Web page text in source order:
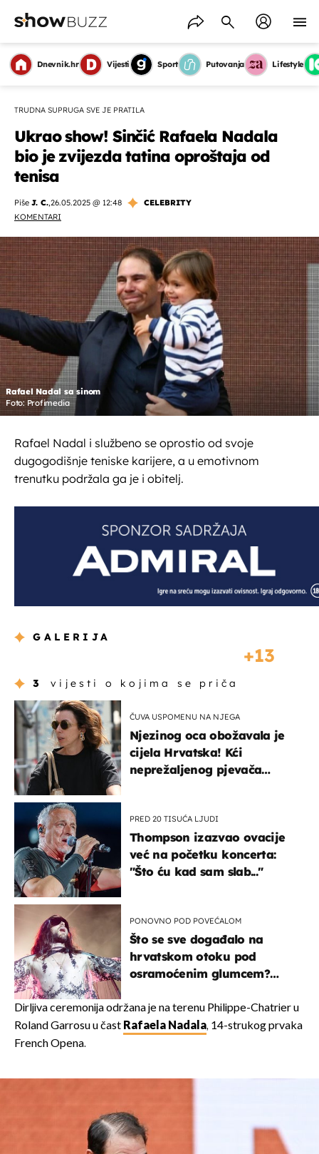
Dnevnik.hr Vijesti Sport Putovanja Lifestyle
TRUDNA SUPRUGA SVE JE PRATILA
Ukrao show! Sinčić Rafaela Nadala
bio je zvijezda tatina oproštaja od
tenisa
Piše J. C.,26.05.2025 @ 12:48
CELEBRITY
KOMENTARI
Rafael Nadal sa sinom
Foto: Profimedia
Rafael Nadal i službeno se oprostio od svoje
dugogodišnje teniske karijere, a u emotivnom
trenutku podržala ga je i obitelj.
GALERIJA
13
3 vijesti o kojima se priča
ČUVA USPOMENU NA NJEGA
Njezinog oca obožavala je
cijela Hrvatska! Kći
neprežaljenog pjevača
PRED 20 TISUĆA LJUDI
Thompson izazvao ovacije
već na početku koncerta:
"Što ću kad sam slab..."
PONOVNO POD POVEĆALOM
Što se sve događalo na
hrvatskom otoku pod
osramoćenim glumcem?
izazivaju nevjericu
Dirljiva ceremonija održana je na terenu Philippe-Chatrier u
Roland Garrosu u čast Rafaela Nadala, 14-strukog prvaka
French Opena.
OMOGUĆI OBAVIJESTI